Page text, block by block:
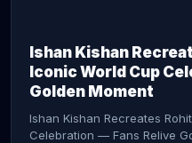
Ishan Kishan
Iconic World Cup
Golden Moment
Ishan Kishan Recreates
Celebration — Fans Relive